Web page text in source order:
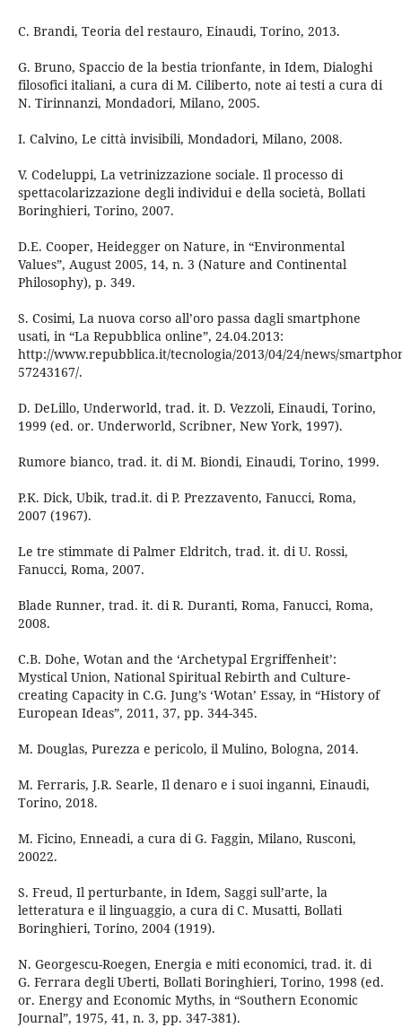
C. Brandi, Teoria del restauro, Einaudi, Torino, 2013.
G. Bruno, Spaccio de la bestia trionfante, in Idem, Dialoghi
filosofici italiani, a cura di M. Ciliberto, note ai testi a cura di
N. Tirinnanzi, Mondadori, Milano, 2005.
I. Calvino, Le città invisibili, Mondadori, Milano, 2008.
V. Codeluppi, La vetrinizzazione sociale. Il processo di
spettacolarizzazione degli individui e della società, Bollati
Boringhieri, Torino, 2007.
D.E. Cooper, Heidegger on Nature, in “Environmental
Values”, August 2005, 14, n. 3 (Nature and Continental
Philosophy), p. 349.
S. Cosimi, La nuova corso all’oro passa dagli smartphone
usati, in “La Repubblica online”, 24.04.2013:
http://www.repubblica.it/tecnologia/2013/04/24/news/
57243167/.
D. DeLillo, Underworld, trad. it. D. Vezzoli, Einaudi, Torino,
1999 (ed. or. Underworld, Scribner, New York, 1997).
Rumore bianco, trad. it. di M. Biondi, Einaudi, Torino, 1999.
P.K. Dick, Ubik, trad.it. di P. Prezzavento, Fanucci, Roma,
2007 (1967).
Le tre stimmate di Palmer Eldritch, trad. it. di U. Rossi,
Fanucci, Roma, 2007.
Blade Runner, trad. it. di R. Duranti, Roma, Fanucci, Roma,
2008.
C.B. Dohe, Wotan and the ‘Archetypal Ergriffenheit’:
Mystical Union, National Spiritual Rebirth and Culture-
creating Capacity in C.G. Jung’s ‘Wotan’ Essay, in “History of
European Ideas”, 2011, 37, pp. 344-345.
M. Douglas, Purezza e pericolo, il Mulino, Bologna, 2014.
M. Ferraris, J.R. Searle, Il denaro e i suoi inganni, Einaudi,
Torino, 2018.
M. Ficino, Enneadi, a cura di G. Faggin, Milano, Rusconi,
20022.
S. Freud, Il perturbante, in Idem, Saggi sull’arte, la
letteratura e il linguaggio, a cura di C. Musatti, Bollati
Boringhieri, Torino, 2004 (1919).
N. Georgescu-Roegen, Energia e miti economici, trad. it. di
G. Ferrara degli Uberti, Bollati Boringhieri, Torino, 1998 (ed.
or. Energy and Economic Myths, in “Southern Economic
Journal”, 1975, 41, n. 3, pp. 347-381).